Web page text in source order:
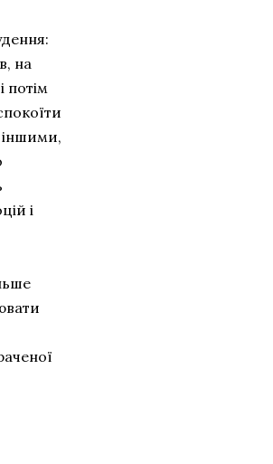
на
потім
іншими,
і